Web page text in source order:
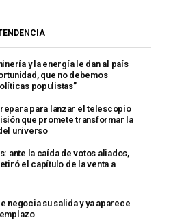
y la energía le dan al país
que no debemos
populistas”
para lanzar el telescopio
que promete transformar la
universo
ante la caída de votos aliados,
el capítulo de la venta a
negocia su salida y ya aparece